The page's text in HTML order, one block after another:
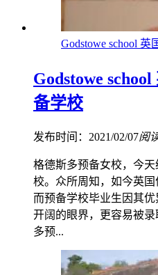
Godstowe school
Godstowe
备学校
发布时间：2021/02/07阅
格德斯多预备女校，今
校。众所周知，如今英国
而预备学校毕业生因其优
开阔的眼界，更容易被录
多预...